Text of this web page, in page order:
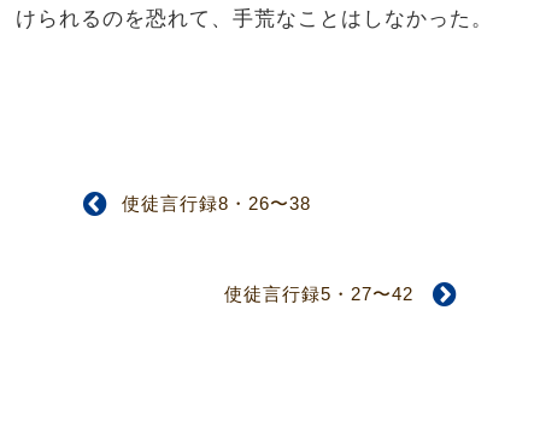
けられるのを恐れて、手荒なことはしなかった。
使徒言行録8・26〜38
使徒言行録5・27〜42